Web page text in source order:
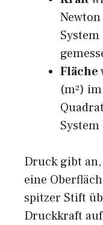
Fläche
(m²)
System
Druck gibt
eine
spitzer Stift
Druckkraft